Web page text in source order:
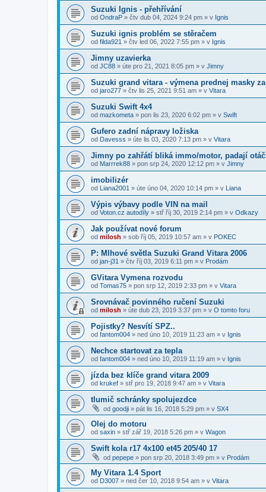
Suzuki Ignis - přehřívání
od OndraP » čtv dub 04, 2024 9:24 pm » v Ignis
Suzuki ignis problém se stěračem
od filda921 » čtv led 06, 2022 7:55 pm » v Ignis
Jimny uzavierka
od JC88 » úte pro 21, 2021 8:05 pm » v Jimny
Suzuki grand vitara - výmena prednej masky
od jaro277 » čtv lis 25, 2021 9:51 am » v Vitara
Suzuki Swift 4x4
od mazkometa » pon lis 23, 2020 6:02 pm » v Swift
Gufero zadní nápravy ložiska
od Davesss » úte lis 03, 2020 7:13 pm » v Vitara
Jimny po zahřátí bliká immo/motor, padají
od Marrrek88 » pon srp 24, 2020 12:12 pm » v Jimny
imobilizér
od Liana2001 » úte úno 04, 2020 10:14 pm » v Liana
Výpis výbavy podle VIN na mail
od Voton.cz autodíly » stř říj 30, 2019 2:14 pm » v Odkazy
Jak používat nové forum
od milosh » sob říj 05, 2019 10:57 am » v POKEC
P: Mlhové světla Suzuki Grand Vitara 2006
od jan-j31 » čtv říj 03, 2019 6:11 pm » v Prodám
GVitara Vymena rozvodu
od Tomas75 » pon srp 12, 2019 2:33 pm » v Vitara
Srovnávač povinného ručení Suzuki
od milosh » úte dub 23, 2019 3:37 pm » v O tomto foru
Pojistky? Nesvítí SPZ..
od fantom004 » ned úno 10, 2019 11:23 am » v Ignis
Nechce startovat za tepla
od fantom004 » ned úno 10, 2019 11:19 am » v Ignis
jízda bez klíče grand vitara 2009
od krukef » stř pro 19, 2018 9:47 am » v Vitara
tlumič schránky spolujezdce
od goodji » pát lis 16, 2018 5:29 pm » v SX4
Olej do motoru
od saxin » stř zář 19, 2018 5:26 pm » v Wagon
Swift kola r17 4x100 et45 205/40 17
od pepepe » pon srp 20, 2018 3:49 pm » v Prodám
My Vitara 1.4 Sport
od D3007 » ned čer 10, 2018 9:54 am » v Vitara